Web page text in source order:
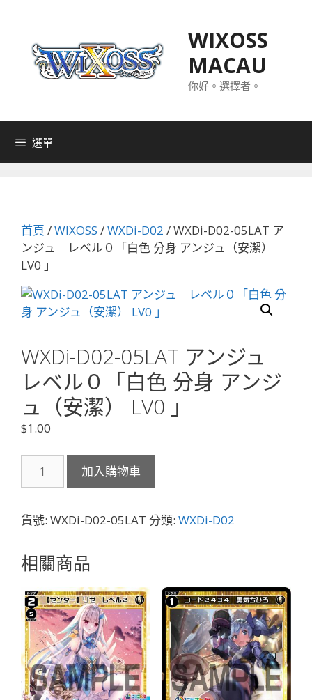
WIXOSS
MACAU
你好。選擇者。
選單
首頁 /WIXOSS /WXDi-D02 / WXDi-D02-05LAT ア
ンジュ レベル０「白色 分身 アンジュ（安潔）
LV0 」
WXDi-D02-05LAT アンジュ
レベル０「白色 分身 アンジ
ュ（安潔） LV0 」
$1.00
D02-
ア
ュ
ベ
ル
０
「白
色
分
加入購物車
貨號: WXDi-D02-05LAT 分類: WXDi-D02
相關商品